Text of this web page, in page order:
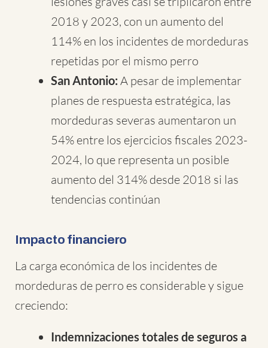
2018 y 2023, con un aumento del
114% en los incidentes de mordeduras
repetidas por el mismo perro
San Antonio: A pesar de implementar
planes de respuesta estratégica, las
mordeduras severas aumentaron un
54% entre los ejercicios fiscales 2023-
2024, lo que representa un posible
aumento del 314% desde 2018 si las
tendencias continúan
Impacto financiero
La carga económica de los incidentes de
mordeduras de perro es considerable y sigue
creciendo:
Indemnizaciones totales de seguros a